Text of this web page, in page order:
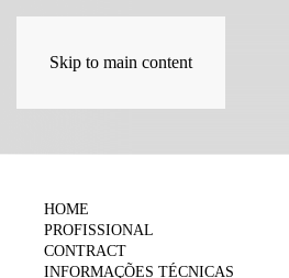
Skip to main content
HOME
PROFISSIONAL
CONTRACT
INFORMAÇÕES TÉCNICAS
Tiny Treasures